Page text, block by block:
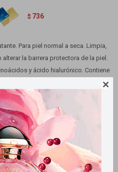

$ 736
Para piel normal a seca. Limpia,
la barrera protectora de la piel.
y ácido hialurónico. Contiene
y costos de envío
en tiendas